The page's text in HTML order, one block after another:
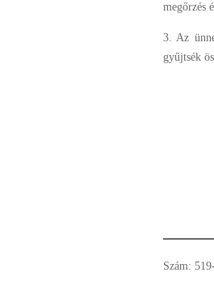
megőrzés
3. Az
gyűjtsék
Szám: